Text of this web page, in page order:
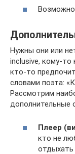
Нужны они или
inclusive, кому-то
кто-то
словами поэта:
Рассмотрим
дополнительные
Плеер
кто не
отдыхать